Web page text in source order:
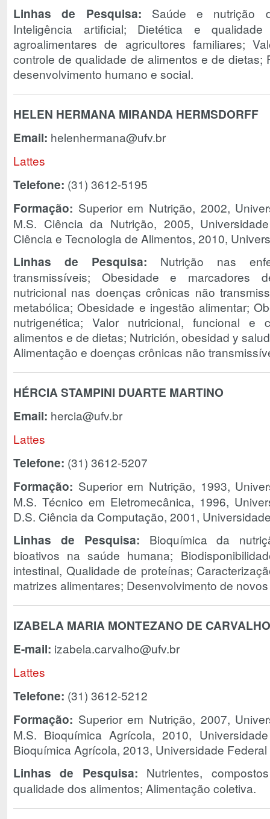
Linhas de Pesquisa: Saúde e nutrição
Inteligência artificial; Dietética e
agroalimentares de agricultores familiares;
controle de qualidade de alimentos e de dietas;
desenvolvimento humano e social.
HELEN HERMANA MIRANDA HERMSDORFF
Email: helenhermana@ufv.br
Lattes
Telefone: (31) 3612-5195
Formação: Superior em Nutrição, 2002,
M.S. Ciência da Nutrição, 2005,
Ciência e Tecnologia de Alimentos, 2010,
Linhas de Pesquisa: Nutrição nas
transmissíveis; Obesidade e marcadores
nutricional nas doenças crônicas não
metabólica; Obesidade e ingestão alimentar;
nutrigenética; Valor nutricional, funcional e
alimentos e de dietas; Nutrición, obesidad y
Alimentação e doenças crônicas não
HÉRCIA STAMPINI DUARTE MARTINO
Email: hercia@ufv.br
Lattes
Telefone: (31) 3612-5207
Formação: Superior em Nutrição, 1993,
M.S. Técnico em Eletromecânica, 1996,
D.S. Ciência da Computação, 2001,
Linhas de Pesquisa: Bioquímica da
bioativos na saúde humana;
intestinal, Qualidade de proteínas;
matrizes alimentares; Desenvolvimento de
IZABELA MARIA MONTEZANO DE CARVALHO
E-mail: izabela.carvalho@ufv.br
Lattes
Telefone: (31) 3612-5212
Formação: Superior em Nutrição, 2007,
M.S. Bioquímica Agrícola, 2010,
Bioquímica Agrícola, 2013, Universidade
Linhas de Pesquisa: Nutrientes,
qualidade dos alimentos; Alimentação coletiva.